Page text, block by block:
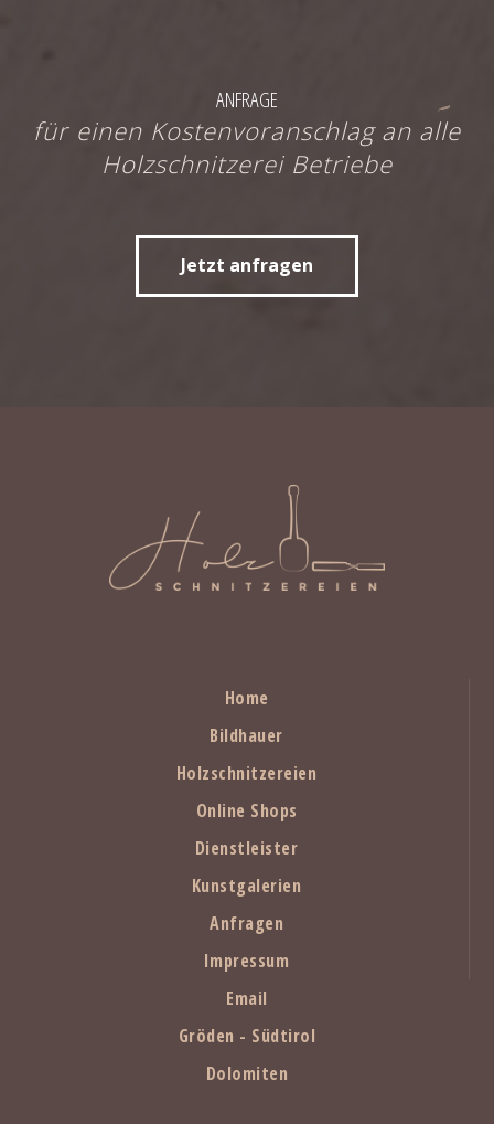
ANFRAGE
für einen Kostenvoranschlag an alle
Holzschnitzerei Betriebe
Jetzt anfragen
Home
Bildhauer
Holzschnitzereien
Online Shops
Dienstleister
Kunstgalerien
Anfragen
Impressum
Email
Gröden - Südtirol
Dolomiten